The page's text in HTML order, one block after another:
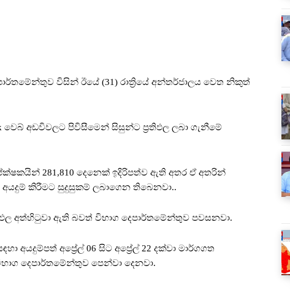
විසින් ඊයේ (31) රාත්‍රියේ අන්තර්ජාලය වෙත නිකුත්
වෙබ් අඩවිවලට පිවිසීමෙන් සිසුන්ට ප්‍රතිඵල ලබා ගැනීමේ
281,810 දෙනෙක් ඉදිරිපත්ව ඇති අතර ඒ අතරින්
අයදුම් කිරීමට සුදුසුකම් ලබාගෙන තිබෙනවා..
අත්හිටුවා ඇති බවත් විභාග දෙපාර්තමේන්තුව පවසනවා.
අයදුම්පත් අප්‍රේල් 06 සිට අප්‍රේල් 22 දක්වා මාර්ගගත
දෙපාර්තමේන්තුව පෙන්වා දෙනවා.